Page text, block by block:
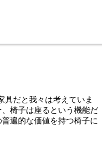
具だと我々は考えていま
椅子は座るという機能だ
遍的な価値を持つ椅子に